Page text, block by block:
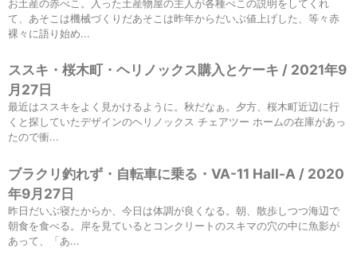
お土産の赤べこ。入った土産物屋の主人が各種べこの説明をしてくれ
て、あそこは機械づくりだあそこは昨年からだいぶ値上げした、等々赤
裸々に語り始め...
ススキ・桜木町・ヘリノックス購入とケーキ / 2021年9
月27日
最近はススキをよく見かけるように。秋だなぁ。夕方、桜木町近辺に行
くと探していたデザインのヘリノックス チェアツー ホームの在庫があっ
たので衝...
ブラクリ釣れず・自転車に乗る・VA-11 Hall-A / 2020
年9月27日
昨日だいぶ寝たからか、今日は体調が良くなる。朝、散歩しつつ海辺で
朝食を食べる。岸を見ているとコンクリートのスキマの穴の中に魚影が
あって、「あ...